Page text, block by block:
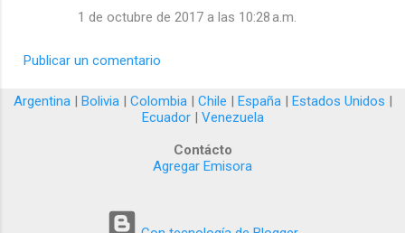
1 de octubre de 2017 a las 10:28 a.m.
Publicar un comentario
Argentina| Bolivia| Colombia| Chile | España| Estados Unidos |
Ecuador| Venezuela
Contácto
Agregar Emisora